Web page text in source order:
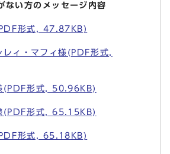
ない方のメッセージ内容
形式, 47.87KB)
レィ・マフィ様(PDF形式,
(PDF形式, 50.96KB)
(PDF形式, 65.15KB)
形式, 65.18KB)